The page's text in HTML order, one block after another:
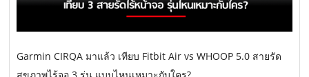
Garmin CIRQA มาแล้ว เทียบ Fitbit Air vs WHOOP 5.0 สายรัด